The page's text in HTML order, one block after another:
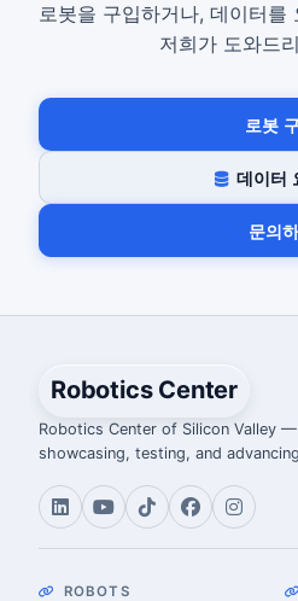
로봇을 구입하거나, 데이터를
저희가 도와드
로봇
데이터
문의
Robotics Center
Robotics Center of Silicon Valley
showcasing, testing, and
ROBOTS